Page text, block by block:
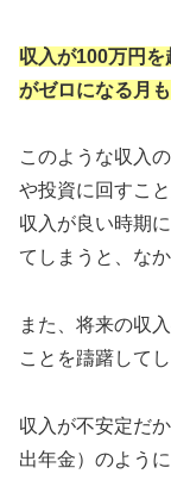
収入が100万円
がゼロになる月
このような収入
や投資に回すこ
収入が良い時期
てしまうと、な
また、将来の収
ことを躊躇して
収入が不安定だ
出年金）のように